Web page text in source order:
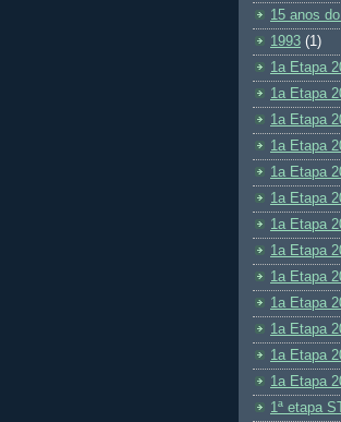
15 anos
1993 (1)
1a Etapa
1a Etapa
1a Etapa
1a Etapa
1a Etapa
1a Etapa
1a Etapa
1a Etapa
1a Etapa
1a Etapa
1a Etapa
1a Etapa
1a Etapa
1ª etapa